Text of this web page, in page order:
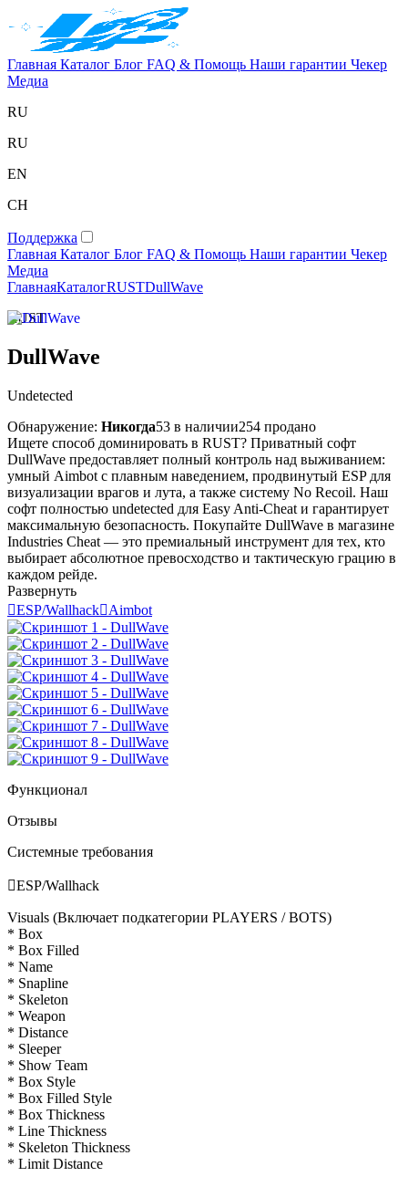
Главная Каталог Блог FAQ & Помощь Наши гарантии Чекер
Медиа
RU
RU
EN
CH
Поддержка
Главная Каталог Блог FAQ & Помощь Наши гарантии Чекер
Медиа
ГлавнаяКаталогRUSTDullWave
RUST
DullWave
Undetected
Обнаружение: Никогда53 в наличии254 продано
Ищете способ доминировать в RUST? Приватный софт
DullWave предоставляет полный контроль над выживанием:
умный Aimbot с плавным наведением, продвинутый ESP для
визуализации врагов и лута, а также систему No Recoil. Наш
софт полностью undetected для Easy Anti-Cheat и гарантирует
максимальную безопасность. Покупайте DullWave в магазине
Industries Cheat — это премиальный инструмент для тех, кто
выбирает абсолютное превосходство и тактическую грацию в
каждом рейде.
Развернуть
ESP/WallhackAimbot
Функционал
Отзывы
Системные требования
ESP/Wallhack
Visuals (Включает подкатегории PLAYERS / BOTS)
* Box
* Box Filled
* Name
* Snapline
* Skeleton
* Weapon
* Distance
* Sleeper
* Show Team
* Box Style
* Box Filled Style
* Box Thickness
* Line Thickness
* Skeleton Thickness
* Limit Distance